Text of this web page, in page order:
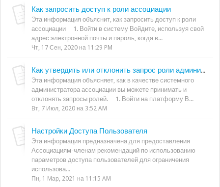
Как запросить доступ к роли ассоциации
Эта информация объяснит, как запросить доступ к роли
ассоциации 1. Войти в систему Войдите, используя свой
адрес электронной почты и пароль, когда в...
Чт, 17 Сен, 2020 на 11:29 PM
Как утвердить или отклонить запрос роли администраторa ассоциации
Эта информация объясняет, как в качестве системного
администратора ассоциации вы можете принимать и
отклонять запросы ролей. 1. Войти на платформу В...
Вт, 7 Июл, 2020 на 3:52 AM
Настройки Доступа Пользователя
Эта информация предназначена для предоставления
Ассоциациям-членам рекомендаций по использованию
параметров доступа пользователей для ограничения
использова...
Пн, 1 Мар, 2021 на 11:15 AM